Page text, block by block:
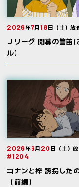
2026年7月18日（土）放
Ｊリーグ 開幕の警笛(
ル)
2026年6月20日（土）
#1204
コナンと梓 誘拐した
（前編）